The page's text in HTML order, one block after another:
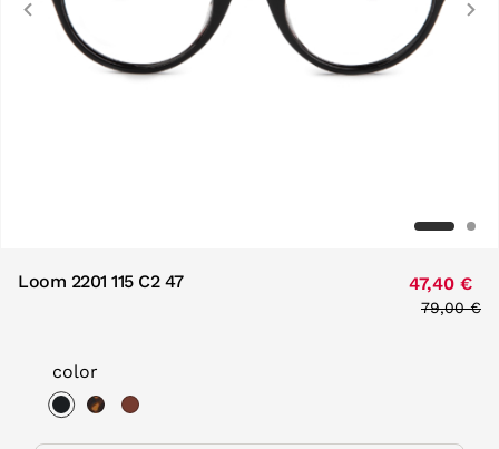
Previous
Loom 2201 115 C2 47 47,40 €
Price
79,00 €
color